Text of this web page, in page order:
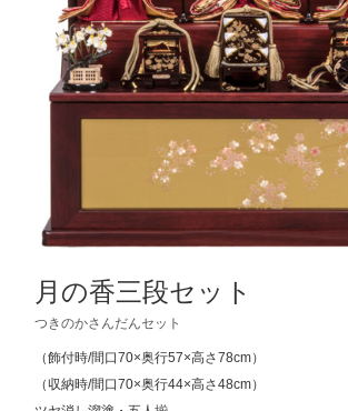
月の香三段セット
つきのかさんだんセット
（飾付時/間口70×奥行57×高さ78cm）
（収納時/間口70×奥行44×高さ48cm）